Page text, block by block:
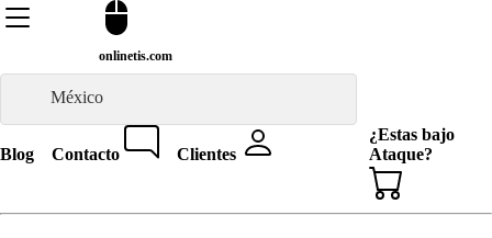
onlinetis.com
México
Blog Contacto Clientes
¿Estas bajo
Ataque?